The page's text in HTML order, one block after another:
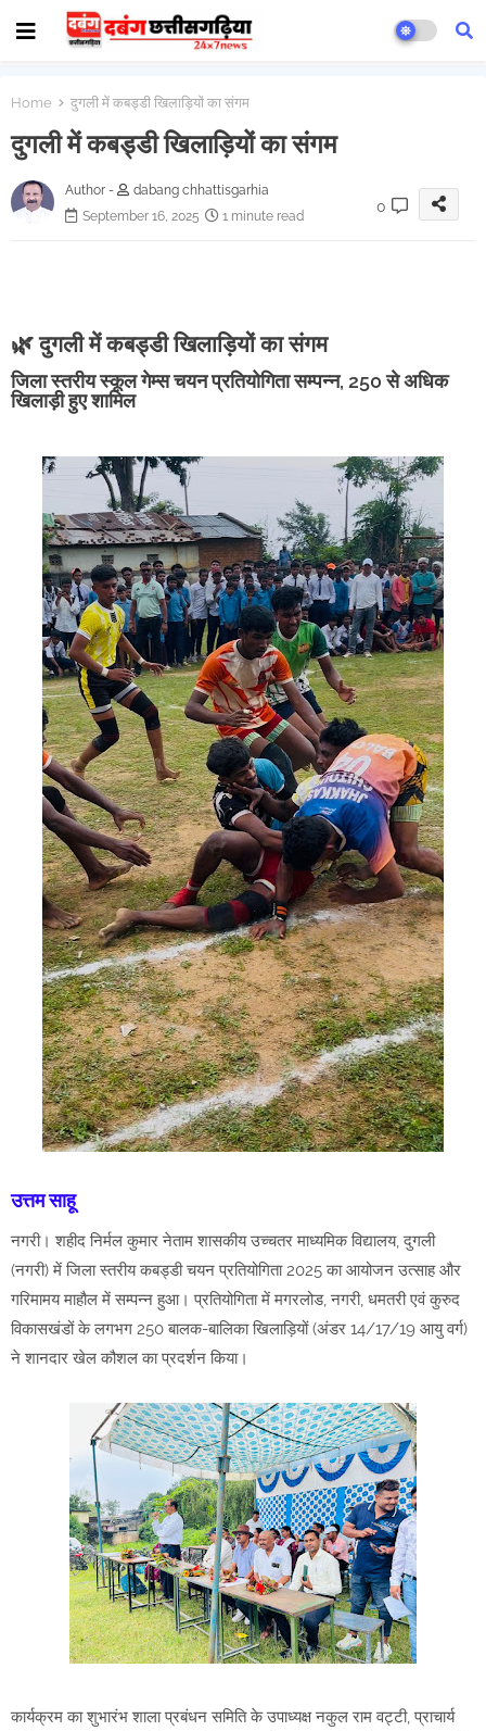
Home दुगली में कबड्डी खिलाड़ियों का संगम
दुगली में कबड्डी खिलाड़ियों का संगम
Author -
dabang chhattisgarhia
September 16, 2025
1 minute read
0
🌿 दुगली में कबड्डी खिलाड़ियों का संगम
जिला स्तरीय स्कूल गेम्स चयन प्रतियोगिता सम्पन्न, 250 से अधिक
खिलाड़ी हुए शामिल
उत्तम साहू
नगरी। शहीद निर्मल कुमार नेताम शासकीय उच्चतर माध्यमिक विद्यालय, दुगली
(नगरी) में जिला स्तरीय कबड्डी चयन प्रतियोगिता 2025 का आयोजन उत्साह और
गरिमामय माहौल में सम्पन्न हुआ। प्रतियोगिता में मगरलोड, नगरी, धमतरी एवं कुरुद
विकासखंडों के लगभग 250 बालक-बालिका खिलाड़ियों (अंडर 14/17/19 आयु वर्ग)
ने शानदार खेल कौशल का प्रदर्शन किया।
कार्यक्रम का शुभारंभ शाला प्रबंधन समिति के उपाध्यक्ष नकुल राम वट्टी, प्राचार्य